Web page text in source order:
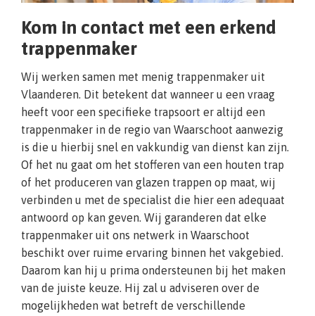
Kom in contact met een erkend
trappenmaker
Wij werken samen met menig trappenmaker uit
Vlaanderen. Dit betekent dat wanneer u een vraag
heeft voor een specifieke trapsoort er altijd een
trappenmaker in de regio van Waarschoot aanwezig
is die u hierbij snel en vakkundig van dienst kan zijn.
Of het nu gaat om het stofferen van een houten trap
of het produceren van glazen trappen op maat, wij
verbinden u met de specialist die hier een adequaat
antwoord op kan geven. Wij garanderen dat elke
trappenmaker uit ons netwerk in Waarschoot
beschikt over ruime ervaring binnen het vakgebied.
Daarom kan hij u prima ondersteunen bij het maken
van de juiste keuze. Hij zal u adviseren over de
mogelijkheden wat betreft de verschillende